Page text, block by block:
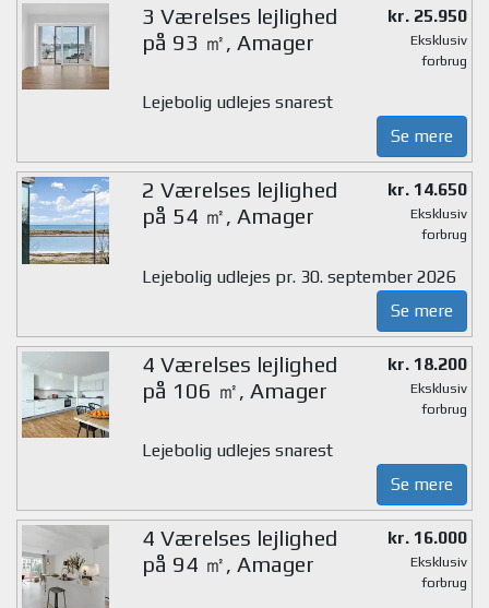
3 Værelses lejlighed
på 93 ㎡, Amager
kr. 25.950
Eksklusiv
forbrug
Lejebolig udlejes snarest
Se mere
2 Værelses lejlighed
på 54 ㎡, Amager
kr. 14.650
Eksklusiv
forbrug
Lejebolig udlejes pr. 30. september 2026
Se mere
4 Værelses lejlighed
på 106 ㎡, Amager
kr. 18.200
Eksklusiv
forbrug
Lejebolig udlejes snarest
Se mere
4 Værelses lejlighed
på 94 ㎡, Amager
kr. 16.000
Eksklusiv
forbrug